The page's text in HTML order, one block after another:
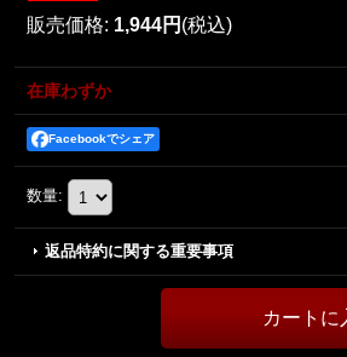
販売価格: 1,944円 (税込)
在庫わずか
Facebookでシェア
数量:
返品特約に関する重要事項